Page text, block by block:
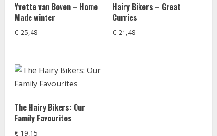
Yvette van Boven – Home
Made winter
€ 25,48
Hairy Bikers – Great
Curries
€21,48
The Hairy Bikers: Our
Family Favourites
€ 19,15